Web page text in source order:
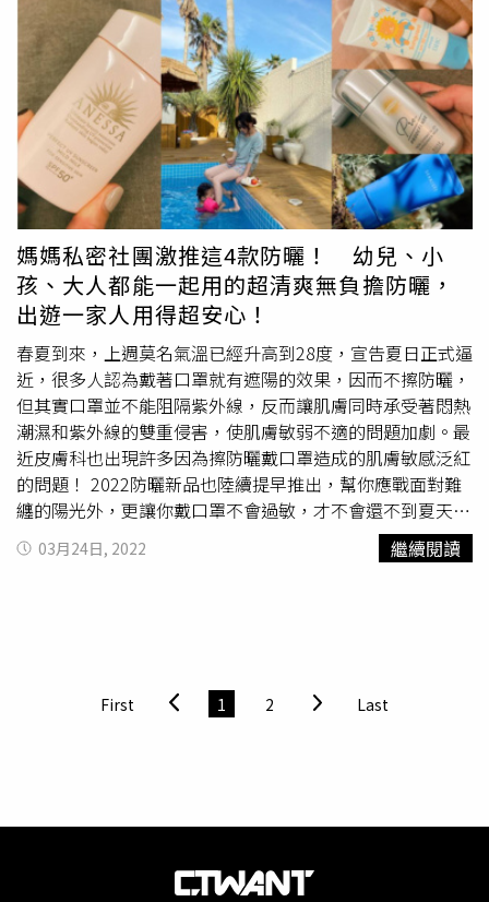
技術”，可以將口罩內、環境中的潮濕水氣轉化為UV防禦
膜，讓室內外的潮濕悶熱不再成為防曬破口，才能真正防曬
有感，不再被說像是擦心酸而已XD。安耐曬
金鑽高效防曬
露N 4X版60ml／950元。(圖／吳雅鈴攝影)安耐曬金鑽水透
妍妝前乳N 90g／790元。(圖／吳雅鈴攝影)安耐曬金鑽高效
防曬噴霧N 60g／600元。(圖／吳雅鈴攝影)這次安耐曬還有
個被稱讚美肌效果超厲害的「濾鏡美顏日間防護精華」，因
為它竟然可以把大家最害怕的肌膚殺手-紫外線，瞬間反轉
為美肌神助手，擦在臉上照射到紫外線後，會折射出宛如自
帶”腮紅濾鏡”般的紅潤好氣色，不只防曬防老，還要幫妳
輕鬆打造偽素顏，讓妳愛上能好好享受太陽洗禮的每一
天。 安耐曬濾鏡美顏日間防護精華30ml／1,100元。(圖／
吳雅鈴攝影) 另外小編還發現，近期開架醫美有一瓶號稱＂
最強保養型防曬＂的TUNEMAKERS原液防曬乳SPF50，也
很值得女孩一試！因為裡頭含有高達90%保養原液成分，能
降低以往擦完防曬後的肌膚不適感&協助肌膚保水、緊緻毛
孔，等於防曬x保養x妝前隔離一瓶搞定，省去瓶瓶罐罐的保
養步驟，化妝水、精華液後直接擦這瓶就能放心出門去囉。
TUNEMAKERS原液防曬乳SPF50 30ml／980元。(圖／品牌
提供、IG@hi_cosme09) Tips2>>美白保養不能少！而除了
要將防曬視為每天必做的基本功之外，其實櫻花妹也很重
視”美白”這件事！尤其現在大家都知道會讓皮膚曬黑曬老
+表情肌亮白科技，可以有效達到表皮掃黑、真皮煥白的終
極目標，透過先乳後水+精華的簡單三步驟，妳會發現肌膚
上的心頭好。(圖／IG@seihodo_ehime_matsuyama、
任唐豪悅也認證，規律持續的使用美白產品是可以循序漸進
媽媽私密社團激推這4款防曬！ 幼兒、小
孩、大人都能一起用的超清爽無負擔防曬，
出遊一家人用得超安心！
春夏到來，上週莫名氣溫已經升高到28度，宣告夏日正式逼
近，很多人認為戴著口罩就有遮陽的效果，因而不擦防曬，
但其實口罩並不能阻隔紫外線，反而讓肌膚同時承受著悶熱
潮濕和紫外線的雙重侵害，使肌膚敏弱不適的問題加劇。最
近皮膚科也出現許多因為擦防曬戴口罩造成的肌膚敏感泛紅
的問題！ 2022防曬新品也陸續提早推出，幫你應戰面對難
纏的陽光外，更讓你戴口罩不會過敏，才不會還不到夏天，
肌膚就曬出斑外加又紅又癢！1.大人系高階低敏防禦精華開
架防曬熱賣的防曬冠軍品牌SUNCUT UV曬可皙，推出高階
膚，抵禦日照傷害同步給予潤澤保濕。SUNCUT UV曬可皙
極度防禦美白防曬精華90g／760元；UNCUT UV曬可皙極
敏弱肌族群和1歲以上幼兒設計的專屬防曬，無添加酒精、
用，添加50％美肌保養成分（牡丹根萃取、超級玻尿酸、甘
03月24日, 2022 繼續閱讀
First 1 2 Last